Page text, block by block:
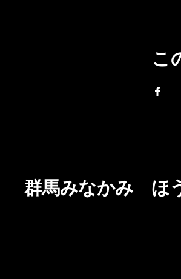
こ
群馬みなかみ ほ